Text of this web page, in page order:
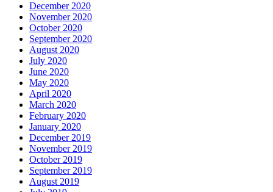
December 2020
November 2020
October 2020
September 2020
August 2020
July 2020
June 2020
May 2020
April 2020
March 2020
February 2020
January 2020
December 2019
November 2019
October 2019
September 2019
August 2019